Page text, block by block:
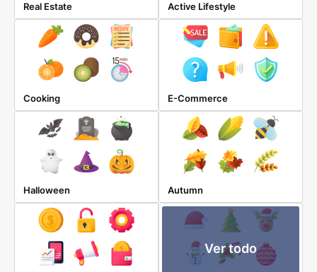
Real Estate Active Lifestyle
Cooking E-Commerce
Halloween Autumn
Ver todo